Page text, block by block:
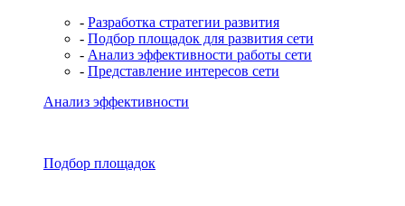
- Разработка стратегии развития
- Подбор площадок для развития сети
- Анализ эффективности работы сети
- Представление интересов сети
Анализ эффективности
Подбор площадок